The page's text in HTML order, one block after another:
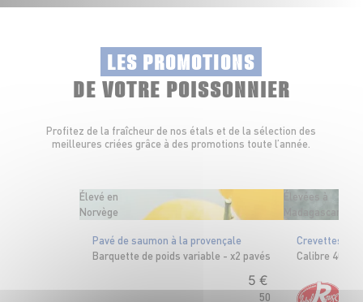
LES PROMOTIONS
DE VOTRE POISSONNIER
Profitez de la fraîcheur de nos étals et de la sélection des
meilleures criées grâce à des promotions toute l’année.
Élevé en
Norvège
Pavé de saumon à la provençale
Barquette de poids variable - x2 pavés
5 €
50
Élevées à
Madagascar
Crevettes
Calibre 40/60